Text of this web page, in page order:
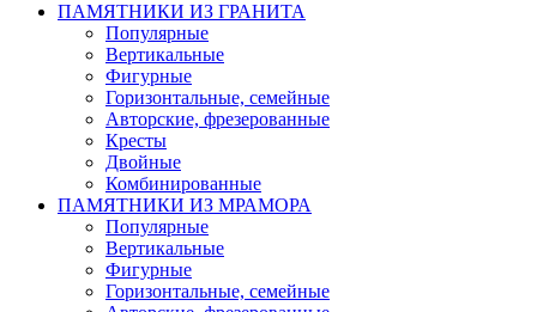
ПАМЯТНИКИ ИЗ ГРАНИТА
Популярные
Вертикальные
Фигурные
Горизонтальные, семейные
Авторские, фрезерованные
Кресты
Двойные
Комбинированные
ПАМЯТНИКИ ИЗ МРАМОРА
Популярные
Вертикальные
Фигурные
Горизонтальные, семейные